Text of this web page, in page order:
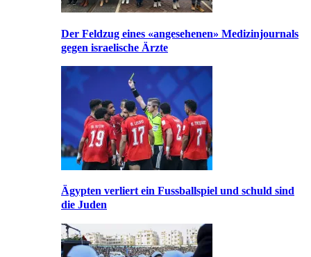
Der Feldzug eines «angesehenen» Medizinjournals
gegen israelische Ärzte
Ägypten verliert ein Fussballspiel und schuld sind
die Juden